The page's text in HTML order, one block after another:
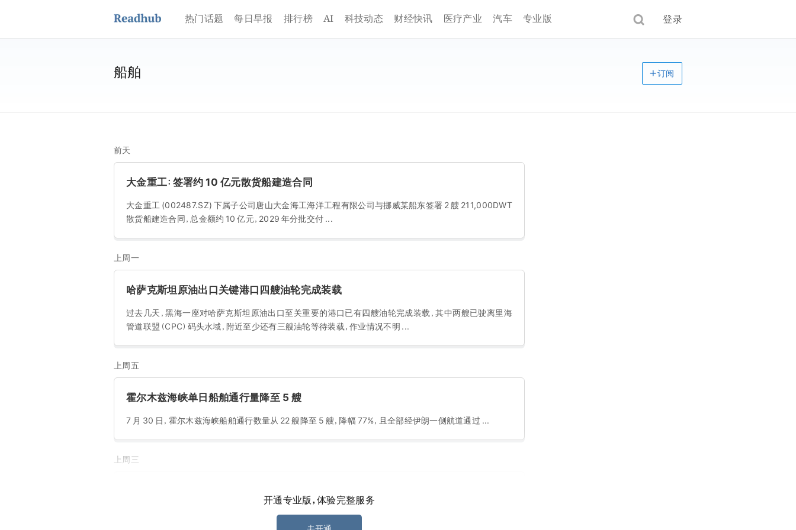
热门话题 每日早报 排行榜 AI 科技动态 财经快讯 医疗产业 汽车 专业版 登录
船舶 订阅
前天
大金重工：签署约 10 亿元散货船建造合同
大金重工 (002487.SZ) 下属子公司唐山大金海工海洋工程有限公司与挪威某船东签署 2 艘 211,000DWT
散货船建造合同，总金额约 10 亿元，2029 年分批交付 ...
上周一
哈萨克斯坦原油出口关键港口四艘油轮完成装载
过去几天，黑海一座对哈萨克斯坦原油出口至关重要的港口已有四艘油轮完成装载，其中两艘已驶离里海
管道联盟（CPC）码头水域，附近至少还有三艘油轮等待装载，作业情况不明 ...
上周五
霍尔木兹海峡单日船舶通行量降至 5 艘
7 月 30 日，霍尔木兹海峡船舶通行数量从 22 艘降至 5 艘，降幅 77%，且全部经伊朗一侧航道通过 ...
上周三
中远海发拟通过全资子公司海南中远海发海运有限公司分别委托外高桥船厂、象屿海装建造 10 艘、5 艘
21 万吨级散货船，总金额 79.2 亿元，船舶预计自 2030 年 5 月起陆续交付，将长期经营性期租给中远海运
开通专业版，体验完整服务